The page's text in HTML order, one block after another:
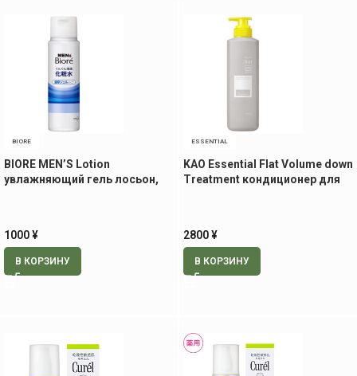
BIORE
BIORE MEN’S Lotion
увлажняющий гель лосьон,
1000¥
В КОРЗИНУ
ESSENTIAL
KAO Essential Flat Volume down
Treatment кондиционер для
2800¥
В КОРЗИНУ